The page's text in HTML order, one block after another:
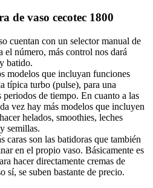
de vaso cecotec 1800
cuentan con un selector manual de
el número, más control nos dará
batido.
modelos que incluyan funciones
típica turbo (pulse), para una
de tiempo. En cuanto a las
vez hay más modelos que incluyen
helados, smoothies, leches
semillas.
caras son las batidoras que también
en el propio vaso. Básicamente es
hacer directamente cremas de
sí, se suben bastante de precio.